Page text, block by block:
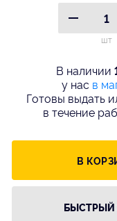
шт
В наличии
у нас в
Готовы выдать
в течение
В
БЫСТРЫЙ